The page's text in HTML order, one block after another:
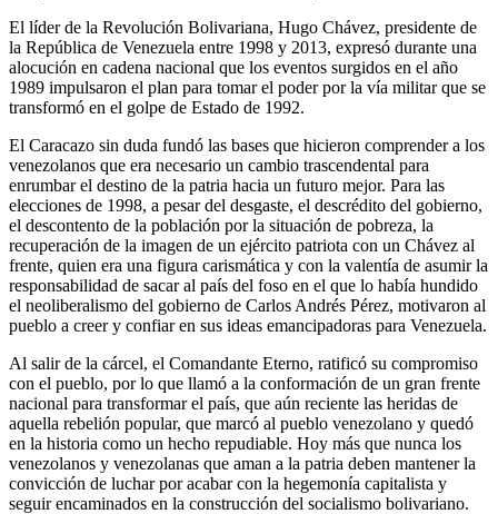
El líder de la Revolución Bolivariana, Hugo Chávez, presidente de
la República de Venezuela entre 1998 y 2013, expresó durante una
alocución en cadena nacional que los eventos surgidos en el año
1989 impulsaron el plan para tomar el poder por la vía militar que se
transformó en el golpe de Estado de 1992.
El Caracazo sin duda fundó las bases que hicieron comprender a los
venezolanos que era necesario un cambio trascendental para
enrumbar el destino de la patria hacia un futuro mejor. Para las
elecciones de 1998, a pesar del desgaste, el descrédito del gobierno,
el descontento de la población por la situación de pobreza, la
recuperación de la imagen de un ejército patriota con un Chávez al
frente, quien era una figura carismática y con la valentía de asumir la
responsabilidad de sacar al país del foso en el que lo había hundido
el neoliberalismo del gobierno de Carlos Andrés Pérez, motivaron al
pueblo a creer y confiar en sus ideas emancipadoras para Venezuela.
Al salir de la cárcel, el Comandante Eterno, ratificó su compromiso
con el pueblo, por lo que llamó a la conformación de un gran frente
nacional para transformar el país, que aún reciente las heridas de
aquella rebelión popular, que marcó al pueblo venezolano y quedó
en la historia como un hecho repudiable. Hoy más que nunca los
venezolanos y venezolanas que aman a la patria deben mantener la
convicción de luchar por acabar con la hegemonía capitalista y
seguir encaminados en la construcción del socialismo bolivariano.